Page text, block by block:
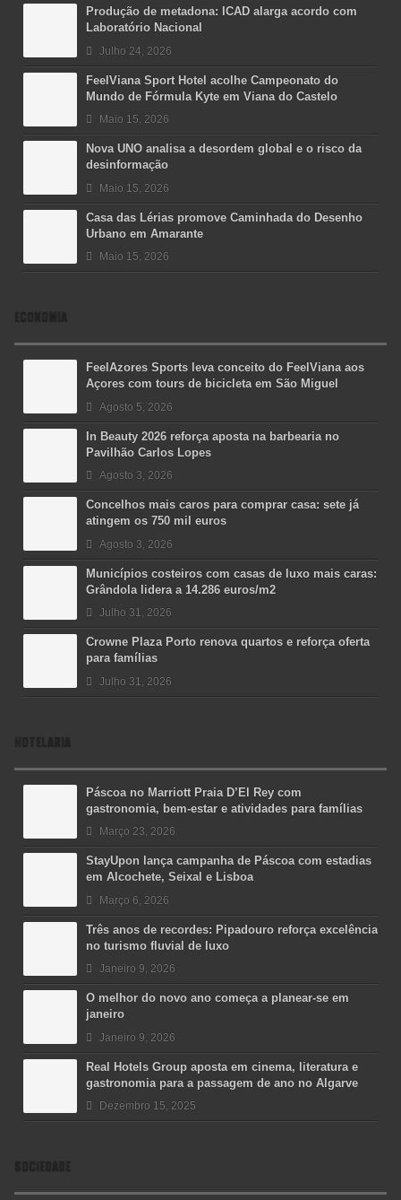
Produção de metadona: ICAD alarga acordo com
Laboratório Nacional
Julho 24, 2026
FeelViana Sport Hotel acolhe Campeonato do
Mundo de Fórmula Kyte em Viana do Castelo
Maio 15, 2026
Nova UNO analisa a desordem global e o risco da
desinformação
Maio 15, 2026
Casa das Lérias promove Caminhada do Desenho
Urbano em Amarante
Maio 15, 2026
ECONOMIA
FeelAzores Sports leva conceito do FeelViana aos
Açores com tours de bicicleta em São Miguel
Agosto 5, 2026
In Beauty 2026 reforça aposta na barbearia no
Pavilhão Carlos Lopes
Agosto 3, 2026
Concelhos mais caros para comprar casa: sete já
atingem os 750 mil euros
Agosto 3, 2026
Municípios costeiros com casas de luxo mais caras:
Grândola lidera a 14.286 euros/m2
Julho 31, 2026
Crowne Plaza Porto renova quartos e reforça oferta
para famílias
Julho 31, 2026
HOTELARIA
Páscoa no Marriott Praia D’El Rey com
gastronomia, bem-estar e atividades para famílias
Março 23, 2026
StayUpon lança campanha de Páscoa com estadias
em Alcochete, Seixal e Lisboa
Março 6, 2026
Três anos de recordes: Pipadouro reforça excelência
no turismo fluvial de luxo
Janeiro 9, 2026
O melhor do novo ano começa a planear-se em
janeiro
Janeiro 9, 2026
Real Hotels Group aposta em cinema, literatura e
gastronomia para a passagem de ano no Algarve
Dezembro 15, 2025
SOCIEDADE